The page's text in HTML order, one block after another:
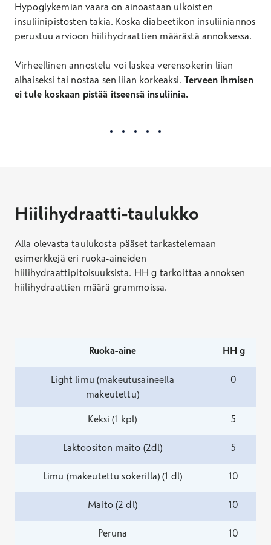
Hypoglykemian vaara on ainoastaan ulkoisten
insuliinipistosten takia. Koska diabeetikon insuliiniannos
perustuu arvioon hiilihydraattien määrästä annoksessa.
Virheellinen annostelu voi laskea verensokerin liian
alhaiseksi tai nostaa sen liian korkeaksi. Terveen ihmisen
ei tule koskaan pistää itseensä insuliinia.
Hiilihydraatti-taulukko
Alla olevasta taulukosta pääset tarkastelemaan
esimerkkejä eri ruoka-aineiden
hiilihydraattipitoisuuksista. HH g tarkoittaa annoksen
hiilihydraattien määrä grammoissa.
Ruoka-aine HH g
Light limu (makeutusaineella
makeutettu)
0
Keksi (1 kpl) 5
Laktoositon maito (2dl) 5
Limu (makeutettu sokerilla) (1 dl) 10
Maito (2 dl) 10
Peruna 10